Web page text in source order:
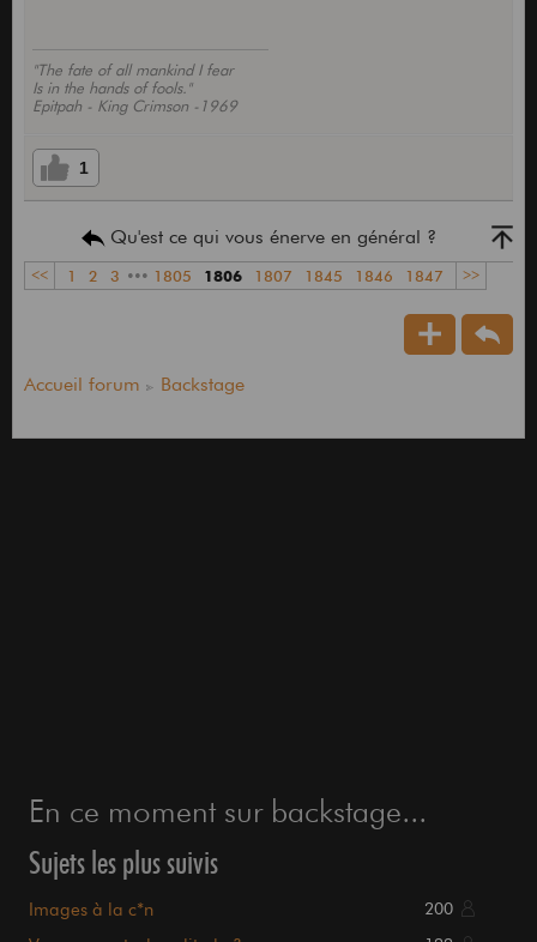
1
Qu'est ce qui vous énerve en général ?
<< 1 2 3 ••• 1805 1847 >>